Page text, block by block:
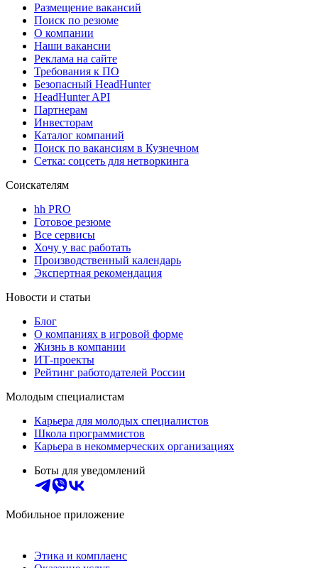
Размещение вакансий
Поиск по резюме
О компании
Наши вакансии
Реклама на сайте
Требования к ПО
Безопасный HeadHunter
HeadHunter API
Партнерам
Инвесторам
Каталог компаний
Поиск по вакансиям в Кузнечном
Сетка: соцсеть для нетворкинга
Соискателям
hh PRO
Готовое резюме
Все сервисы
Хочу у вас работать
Производственный календарь
Экспертная рекомендация
Новости и статьи
Блог
О компаниях в игровой форме
Жизнь в компании
ИТ-проекты
Рейтинг работодателей России
Молодым специалистам
Карьера для молодых специалистов
Школа программистов
Карьера в некоммерческих организациях
Боты для уведомлений
Мобильное приложение
Этика и комплаенс